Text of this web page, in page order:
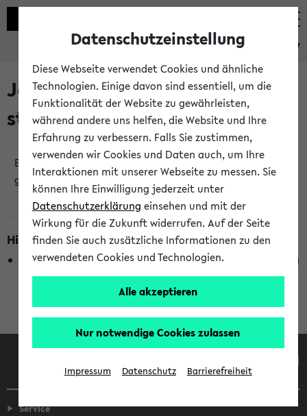
eKVV
Jetzt und in Kürze
stattfindende Veranstaltungen
Es wurden keine jetzt stattfindenden Veranstaltungen
gefunden!
Hinweise zur Liste
Die Anzeige ist semesterübergreifend und nicht abhängig
vom im eKVV gewählten Semester.
Facebook Instagram LinkedIn TikTok
Service
Datenschutzeinstellung
Diese Webseite verwendet Cookies und ähnliche
Technologien. Einige davon sind essentiell, um die
Funktionalität der Website zu gewährleisten,
während andere uns helfen, die Website und Ihre
Erfahrung zu verbessern. Falls Sie zustimmen,
verwenden wir Cookies und Daten auch, um Ihre
Interaktionen mit unserer Webseite zu messen. Sie
können Ihre Einwilligung jederzeit unter
Datenschutzerklärung einsehen und mit der
Wirkung für die Zukunft widerrufen. Auf der Seite
finden Sie auch zusätzliche Informationen zu den
verwendeten Cookies und Technologien.
Alle akzeptieren
Nur notwendige Cookies zulassen
Impressum Datenschutz Barrierefreiheit